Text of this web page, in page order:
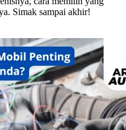
Simak sampai akhir!